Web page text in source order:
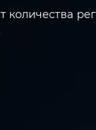
количества